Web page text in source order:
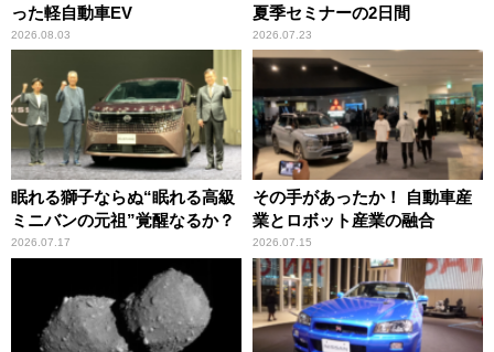
った軽自動車EV
2026.08.03
夏季セミナーの2日間
2026.07.23
眠れる獅子ならぬ“眠れる高級
ミニバンの元祖”覚醒なるか？
2026.07.17
その手があったか！ 自動車産
業とロボット産業の融合
2026.07.15